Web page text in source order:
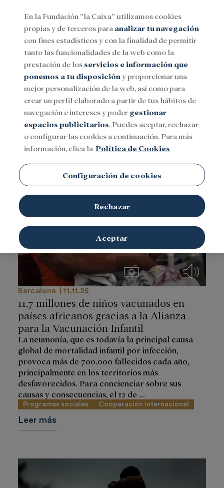
Menu
SocialInvestigación y becasCultura
Fundación Gates
ImágenesVideos Audios
Barcelona 11.11.25
11,7 millones de niños vacunados en
países africanos gracias a la Alianza
para la Vacunación Infantil
La neumonía, que es todavía la principal causa
global de mortalidad infantil por infección,
provoca más de 700.000 fallecidos cada año,
principalmente en los territorios más
desfavorecidos. Para concienciar sobre sus
causas y consecuencias, el 12 de ...
Programas sociales Cooperación internacional
Leer más
En la Fundación ”la Caixa” utilizamos cookies
propias y de terceros para analizar tu navegación
con fines estadísticos y con la finalidad de permitir
tanto las funcionalidades de la web como la
prestación de los servicios e información que
ponemos a tu disposición y proporcionar una
mejor personalización de la web, así como para
crear un perfil elaborado a partir de tus hábitos de
navegación e intereses y poder gestionar
espacios publicitarios. Puedes aceptar, rechazar
o configurar las cookies a continuación. Para más
información, clica la Política de Cookies
Configuración de cookies
Rechazar
Aceptar